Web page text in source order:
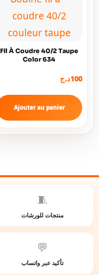
Fil À Coudre 40/2 Taupe
Color 634
100د.ج
Ajouter au panier
🧵
منتجات للورشات
💬
تأكيد عبر واتساب